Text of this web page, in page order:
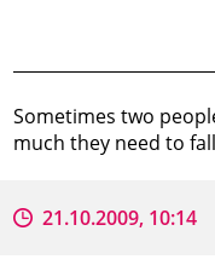
Sometimes two
much they need to
21.10.2009, 10:14